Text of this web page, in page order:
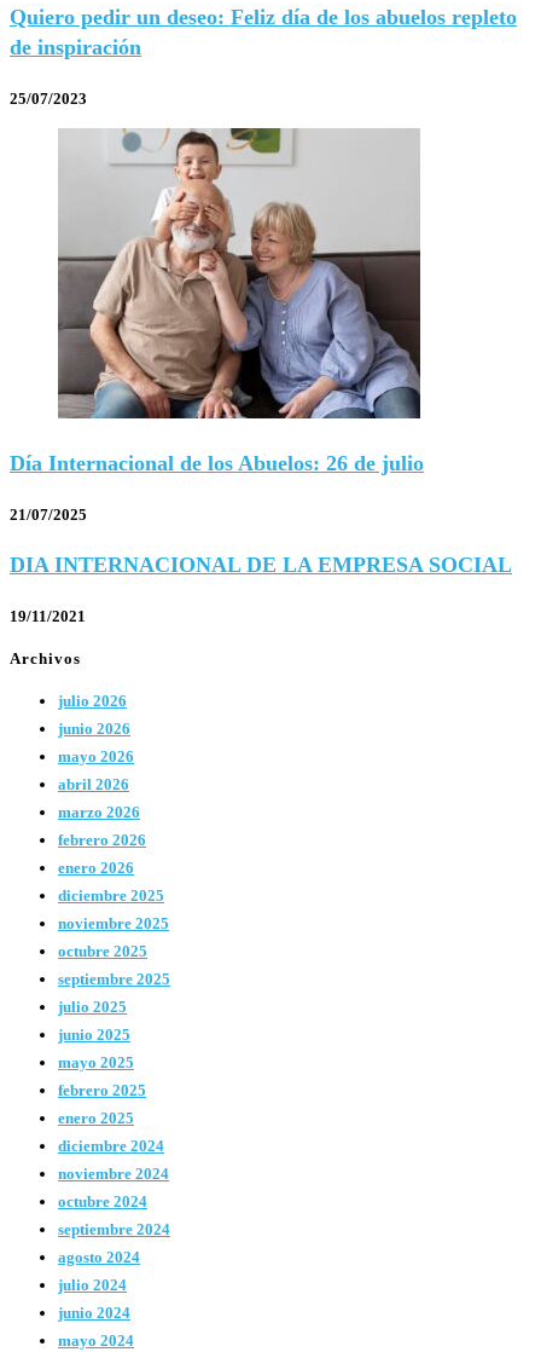
Quiero pedir un deseo: Feliz día de los abuelos repleto
de inspiración
25/07/2023
Día Internacional de los Abuelos: 26 de julio
21/07/2025
DIA INTERNACIONAL DE LA EMPRESA SOCIAL
19/11/2021
Archivos
julio 2026
junio 2026
mayo 2026
abril 2026
marzo 2026
febrero 2026
enero 2026
diciembre 2025
noviembre 2025
octubre 2025
septiembre 2025
julio 2025
junio 2025
mayo 2025
febrero 2025
enero 2025
diciembre 2024
noviembre 2024
octubre 2024
septiembre 2024
agosto 2024
julio 2024
junio 2024
mayo 2024